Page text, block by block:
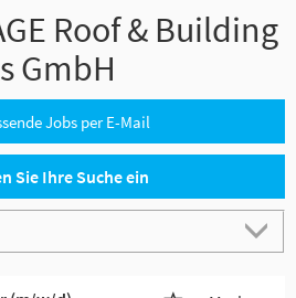
Roof & Building
GmbH
Jobs per E-Mail
Sie Ihre Suche ein